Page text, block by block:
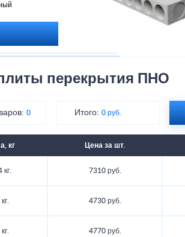
ПНО -
специалисты
перекрытия ПНО
0 Итого:0 руб.
кг Цена за шт.
кг. 7310 руб.
4730 руб.
4770 руб.